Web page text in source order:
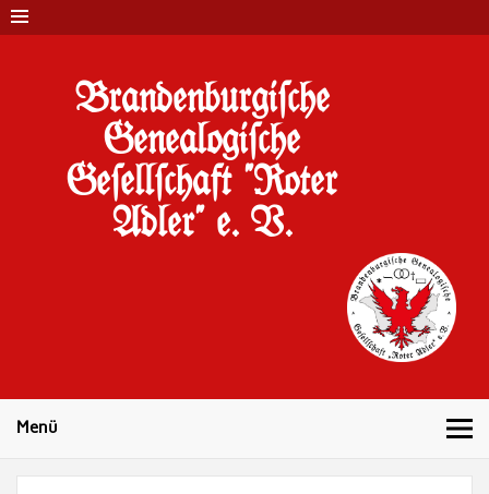
Brandenburgi#che
Genealogi#che
Ge#ell#chaft "Roter
Adler" e. V.
Menü